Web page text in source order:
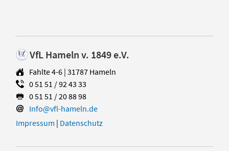
VfL Hameln v. 1849 e.V.
Fahlte 4-6 | 31787 Hameln
0 51 51 / 92 43 33
0 51 51 / 20 88 98
Info@vfl-hameln.de
Impressum | Datenschutz